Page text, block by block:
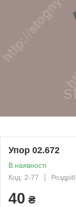
Упор 02.672
В наявності
Код: 2-77
Роздріб
40 ₴